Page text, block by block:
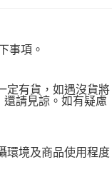
現惡意使用之情形，
事項。
定有貨，如遇沒貨將
請見諒。如有疑慮
環境及商品使用程度